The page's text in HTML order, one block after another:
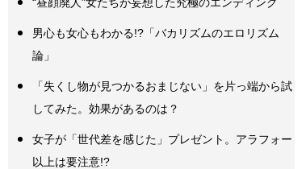
男心も女心もわかる!?「バカリズムのエロリズム
論」
「失くし物が見つかるおまじない」を片っ端から試
してみた。効果があるのは？
女子が「世代差を感じた」プレゼント。アラフォー
以上は要注意!?